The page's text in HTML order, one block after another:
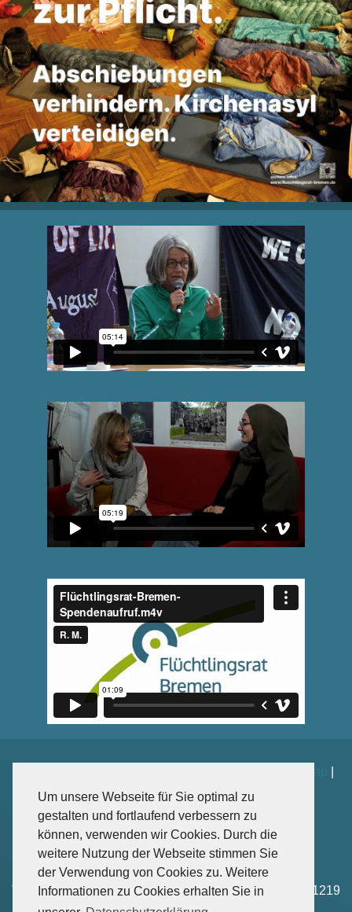
Um unsere Webseite für Sie optimal zu
gestalten und fortlaufend verbessern zu
können, verwenden wir Cookies. Durch die
weitere Nutzung der Webseite stimmen Sie
der Verwendung von Cookies zu. Weitere
Informationen zu Cookies erhalten Sie in
Weiterführende Links
Sankt-Jürgen-Str. 102, 28203 Bremen
Tel: +49 – (0)421-4166 1218 | Fax: +49 – (0)421-4166 1219